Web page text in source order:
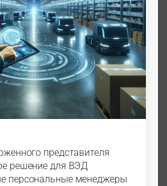
представителя
решение для ВЭД
персональные менеджеры